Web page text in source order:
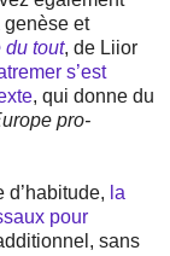
genèse et
du tout, de Liior
s’est
, qui donne du
pro-
d’habitude, la
pour
sans